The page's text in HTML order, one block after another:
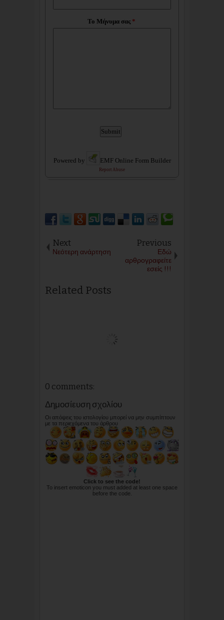
Το Μήνυμα σας *
Powered by EMF Online Form Builder
Report Abuse
Next
Νεότερη ανάρτηση
Previous
Εδώ
αρθρογραφείτε
εσείς !!!
Related Posts
0 comments:
Δημοσίευση σχολίου
Οι απόψεις του ιστολογίου μπορεί να μην συμπίπτουν
με τα περιεχόμενα του άρθρου
Click to see the code!
To insert emoticon you must added at least one space
before the code.